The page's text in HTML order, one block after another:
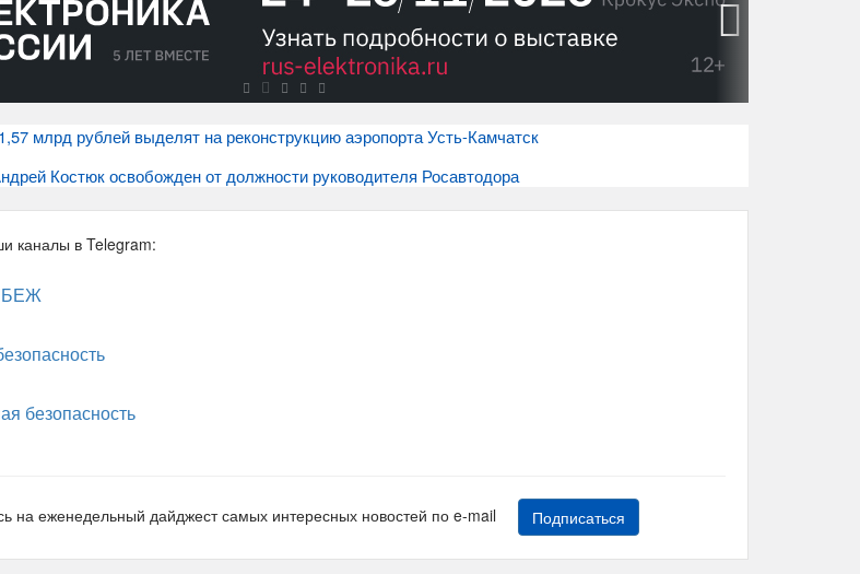
1,57 млрд рублей выделят на реконструкцию аэропорта Усть-Камчатск
Костюк освобожден от должности руководителя Росавтодора
каналы в Telegram:
безопасность
на еженедельный дайджест самых интересных новостей по e-mail Подписаться